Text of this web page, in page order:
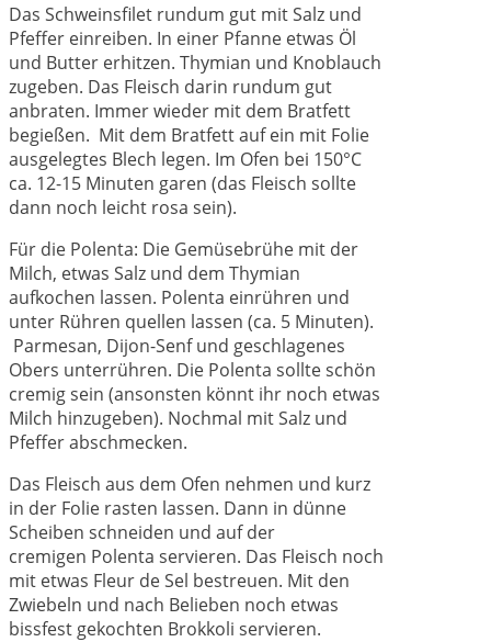
Das Schweinsfilet rundum gut mit Salz und
Pfeffer einreiben. In einer Pfanne etwas Öl
und Butter erhitzen. Thymian und Knoblauch
zugeben. Das Fleisch darin rundum gut
anbraten. Immer wieder mit dem Bratfett
begießen. Mit dem Bratfett auf ein mit Folie
ausgelegtes Blech legen. Im Ofen bei 150°C
ca. 12-15 Minuten garen (das Fleisch sollte
dann noch leicht rosa sein).
Für die Polenta: Die Gemüsebrühe mit der
Milch, etwas Salz und dem Thymian
aufkochen lassen. Polenta einrühren und
unter Rühren quellen lassen (ca. 5 Minuten).
Parmesan, Dijon-Senf und geschlagenes
Obers unterrühren. Die Polenta sollte schön
cremig sein (ansonsten könnt ihr noch etwas
Milch hinzugeben). Nochmal mit Salz und
Pfeffer abschmecken.
Das Fleisch aus dem Ofen nehmen und kurz
in der Folie rasten lassen. Dann in dünne
Scheiben schneiden und auf der
cremigen Polenta servieren. Das Fleisch noch
mit etwas Fleur de Sel bestreuen. Mit den
Zwiebeln und nach Belieben noch etwas
bissfest gekochten Brokkoli servieren.